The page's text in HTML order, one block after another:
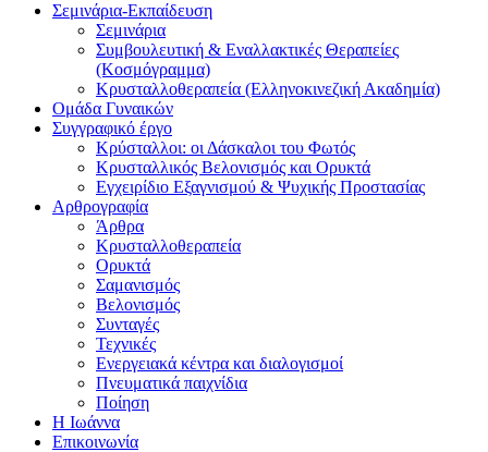
Σεμινάρια-Εκπαίδευση
Σεμινάρια
Συμβουλευτική & Εναλλακτικές Θεραπείες
(Κοσμόγραμμα)
Κρυσταλλοθεραπεία (Ελληνοκινεζική Ακαδημία)
Ομάδα Γυναικών
Συγγραφικό έργο
Κρύσταλλοι: οι Δάσκαλοι του Φωτός
Κρυσταλλικός Βελονισμός και Ορυκτά
Εγχειρίδιο Εξαγνισμού & Ψυχικής Προστασίας
Αρθρογραφία
Άρθρα
Κρυσταλλοθεραπεία
Ορυκτά
Σαμανισμός
Βελονισμός
Συνταγές
Τεχνικές
Ενεργειακά κέντρα και διαλογισμοί
Πνευματικά παιχνίδια
Ποίηση
Η Ιωάννα
Επικοινωνία